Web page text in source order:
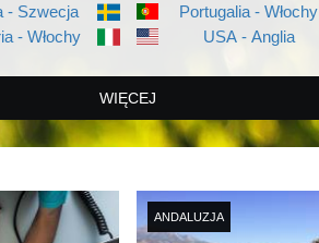
- Szwecja
- Włochy
Portugalia - Włochy
USA - Anglia
WIĘCEJ
ANDALUZJA